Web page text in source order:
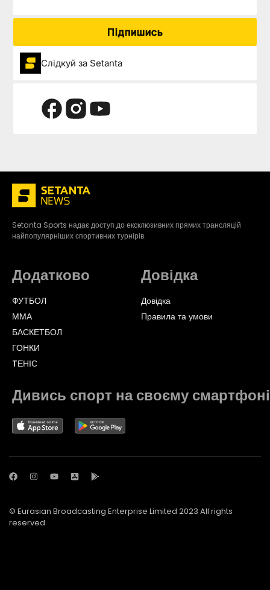
Підпишись
Слідкуй за Setanta
Setanta Sports надає доступ до ексклюзивних прямих трансляцій
найпопулярніших спортивних турнірів.
Додатково
ФУТБОЛ
ММА
БАСКЕТБОЛ
ГОНКИ
TЕНІС
Довідка
Довідка
Правила та умови
Дивись спорт на своєму смартфоні
© Eurasian Broadcasting Enterprise Limited 2023 All rights
reserved